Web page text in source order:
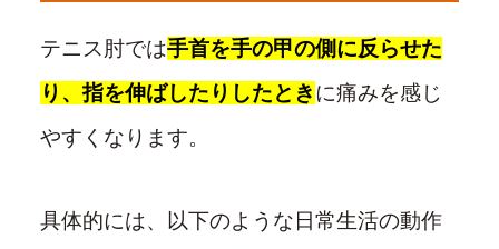
テニス肘では手首を手の甲の側に反らせた
り、指を伸ばしたりしたときに痛みを感じ
やすくなります。
具体的には、以下のような日常生活の動作